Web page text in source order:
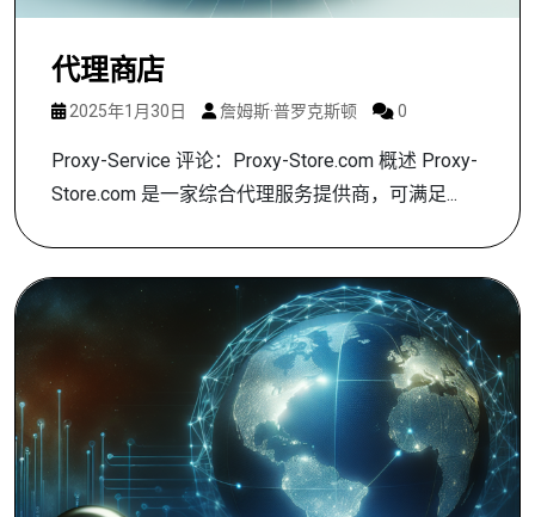
代理商店
2025年1月30日 詹姆斯·普罗克斯顿 0
Proxy-Service 评论：Proxy-Store.com 概述 Proxy-
Store.com 是一家综合代理服务提供商，可满足...